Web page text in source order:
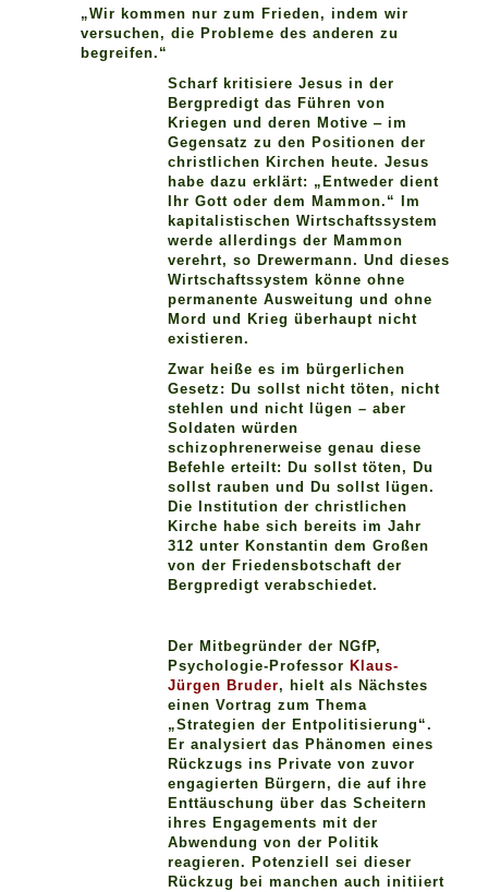
„Wir kommen nur zum Frieden, indem wir
versuchen, die Probleme des anderen zu
begreifen.“
Scharf kritisiere Jesus in der
Bergpredigt das Führen von
Kriegen und deren Motive ‒ im
Gegensatz zu den Positionen der
christlichen Kirchen heute. Jesus
habe dazu erklärt: „Entweder dient
Ihr Gott oder dem Mammon.“ Im
kapitalistischen Wirtschaftssystem
werde allerdings der Mammon
verehrt, so Drewermann. Und dieses
Wirtschaftssystem könne ohne
permanente Ausweitung und ohne
Mord und Krieg überhaupt nicht
existieren.
Zwar heiße es im bürgerlichen
Gesetz: Du sollst nicht töten, nicht
stehlen und nicht lügen – aber
Soldaten würden
schizophrenerweise genau diese
Befehle erteilt: Du sollst töten, Du
sollst rauben und Du sollst lügen.
Die Institution der christlichen
Kirche habe sich bereits im Jahr
312 unter Konstantin dem Großen
von der Friedensbotschaft der
Bergpredigt verabschiedet.
Der Mitbegründer der NGfP,
Psychologie-Professor Klaus-
Jürgen Bruder, hielt als Nächstes
einen Vortrag zum Thema
„Strategien der Entpolitisierung“.
Er analysiert das Phänomen eines
Rückzugs ins Private von zuvor
engagierten Bürgern, die auf ihre
Enttäuschung über das Scheitern
ihres Engagements mit der
Abwendung von der Politik
reagieren. Potenziell sei dieser
Rückzug bei manchen auch initiiert